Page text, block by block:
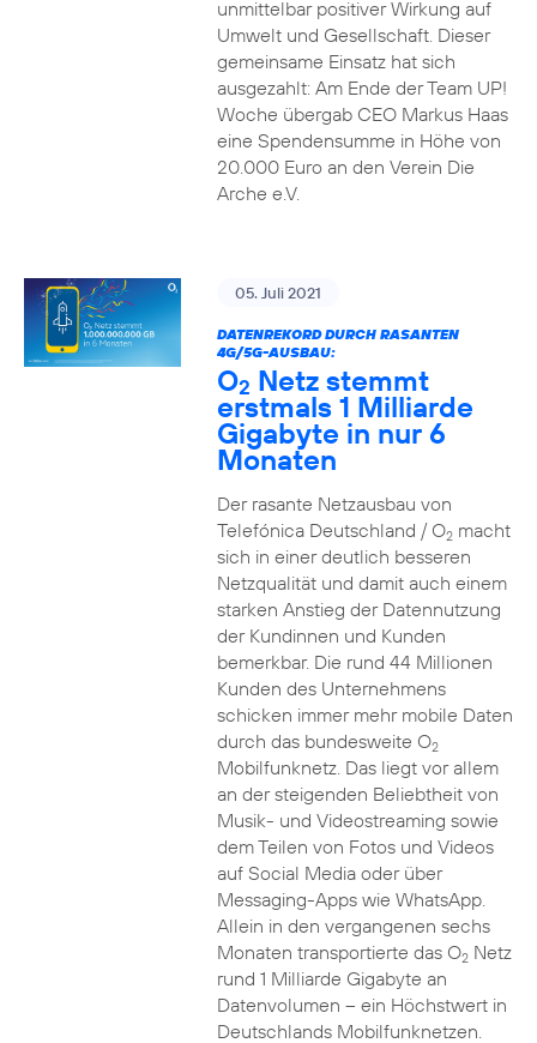
unmittelbar positiver Wirkung auf
Umwelt und Gesellschaft. Dieser
gemeinsame Einsatz hat sich
ausgezahlt: Am Ende der Team UP!
Woche übergab CEO Markus Haas
eine Spendensumme in Höhe von
20.000 Euro an den Verein Die
Arche e.V.
05. Juli 2021
DATENREKORD DURCH RASANTEN
4G/5G-AUSBAU:
O2 Netz stemmt
erstmals 1 Milliarde
Gigabyte in nur 6
Monaten
Der rasante Netzausbau von
Telefónica Deutschland / O2macht
sich in einer deutlich besseren
Netzqualität und damit auch einem
starken Anstieg der Datennutzung
der Kundinnen und Kunden
bemerkbar. Die rund 44 Millionen
Kunden des Unternehmens
schicken immer mehr mobile Daten
durch das bundesweite O2
Mobilfunknetz. Das liegt vor allem
an der steigenden Beliebtheit von
Musik- und Videostreaming sowie
dem Teilen von Fotos und Videos
auf Social Media oder über
Messaging-Apps wie WhatsApp.
Allein in den vergangenen sechs
Monaten transportierte das O2Netz
rund 1 Milliarde Gigabyte an
Datenvolumen – ein Höchstwert in
Deutschlands Mobilfunknetzen.